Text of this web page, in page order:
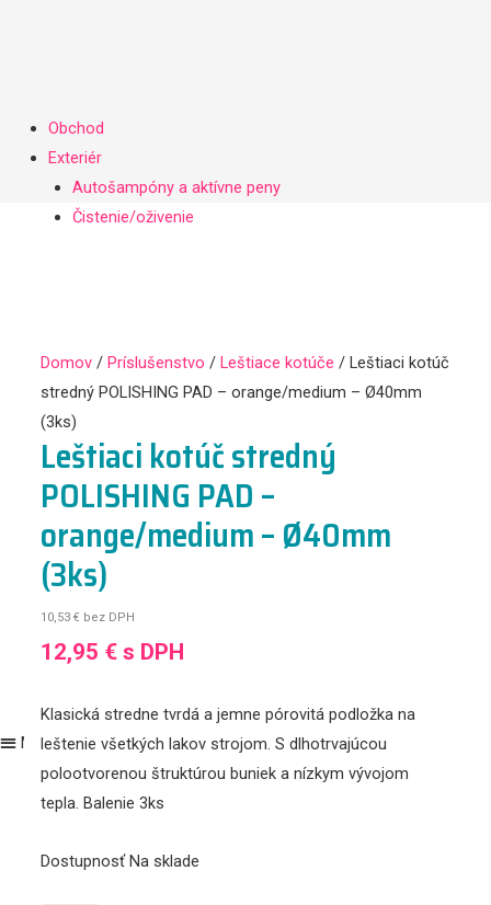
Obchod
Exteriér
Autošampóny a aktívne peny
Čistenie/oživenie
Čistenie/oživenie
Ochrana (impregnácia…)
Príslušenstvo
Darčekové poukážky
Mikrovláknové utierky, kefy
Leštiace kotúče
LifeStyle
Náš tím
Registrácia/Login
Menu
Obchod
Exteriér
Čistenie/oživenie
Domov /Príslušenstvo /Leštiace kotúče / Leštiaci kotúč
stredný POLISHING PAD – orange/medium – Ø40mm
(3ks)
Leštiaci kotúč stredný
POLISHING PAD –
orange/medium – Ø40mm
(3ks)
10,53€ bez DPH
12,95 € s DPH
Klasická stredne tvrdá a jemne pórovitá podložka na
leštenie všetkých lakov strojom. S dlhotrvajúcou
polootvorenou štruktúrou buniek a nízkym vývojom
tepla. Balenie 3ks
Dostupnosť Na sklade